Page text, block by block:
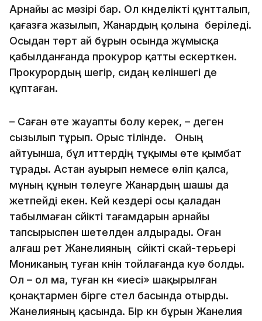
Арнайы ас мәзірі бар. Ол күнделікті құнтталып,
қағазға жазылып, Жанардың қолына беріледі.
Осыдан төрт ай бұрын осында жұмысқа
қабылданғанда прокурор қатты ескерткен.
Прокурордың шегір, сидаң келіншегі де
құптаған.
– Саған өте жауапты болу керек, – деген
сызылып тұрып. Орыс тілінде. Оның
айтуынша, бұл иттердің тұқымы өте қымбат
тұрады. Астан ауырып немесе өліп қалса,
мұның құнын төлеуге Жанардың шашы да
жетпейді екен. Кей кездері осы қаладан
табылмаған сүйікті тағамдарын арнайы
тапсырыспен шетелден алдырады. Оған
алғаш рет Жанелияның сүйікті скай-терьері
Мониканың туған күнін тойлағанда куә болды.
Ол – ол ма, туған күн «иесі» шақырылған
қонақтармен бірге үстел басында отырды.
Жанелияның қасында. Бір күн бұрын Жанелия